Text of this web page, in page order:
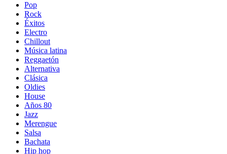
Pop
Rock
Éxitos
Electro
Chillout
Música latina
Reggaetón
Alternativa
Clásica
Oldies
House
Años 80
Jazz
Merengue
Salsa
Bachata
Hip hop